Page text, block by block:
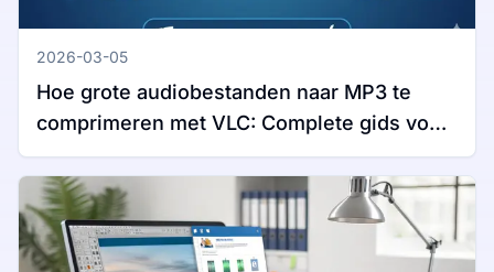
2026-03-05
Hoe grote audiobestanden naar MP3 te
comprimeren met VLC: Complete gids voor
Windows en Mac